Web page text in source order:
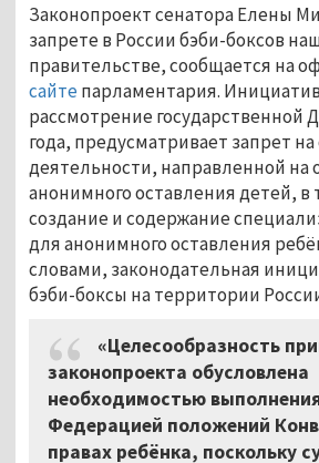
Законопроект сенатора Елены
запрете в России бэби-боксов
правительстве, сообщается на
сайте парламентария.
рассмотрение государственной
года, предусматривает запрет
деятельности, направленной на
анонимного оставления детей, в
создание и содержание
для анонимного оставления
словами, законодательная
бэби-боксы на территории
«Целесообразность
законопроекта обусловлена
необходимостью
Федерацией положений
правах ребёнка, поскольку